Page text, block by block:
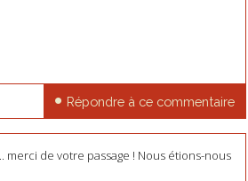
Répondre à ce commentaire
merci de votre passage ! Nous étions-nous